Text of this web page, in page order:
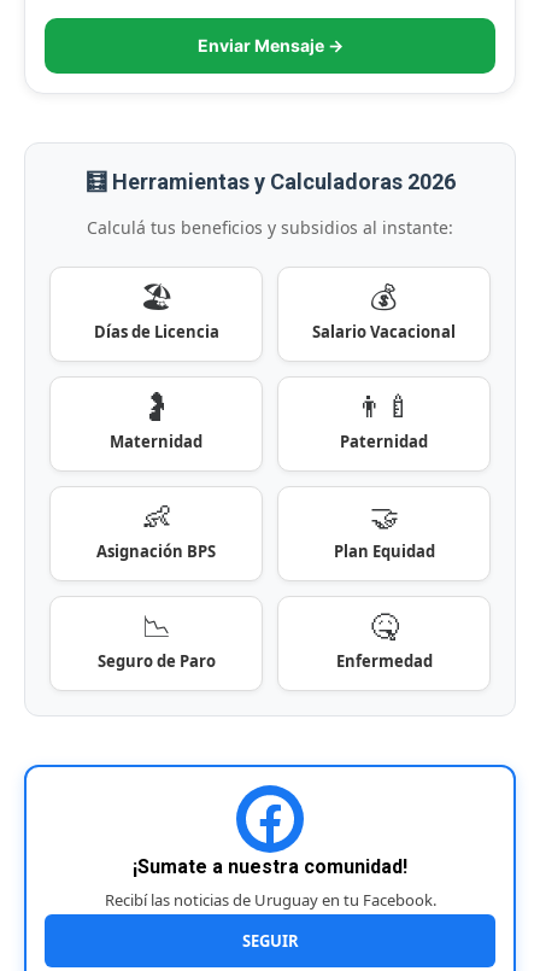
Enviar Mensaje →
🧮 Herramientas y Calculadoras 2026
Calculá tus beneficios y subsidios al instante:
🏖️
Días de Licencia
💰
Salario Vacacional
🤰
Maternidad
👨‍🍼
Paternidad
👶
Asignación BPS
🤝
Plan Equidad
📉
Seguro de Paro
🤒
Enfermedad
¡Sumate a nuestra comunidad!
Recibí las noticias de Uruguay en tu Facebook.
SEGUIR